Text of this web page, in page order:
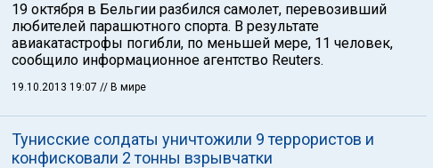
19 октября в Бельгии разбился самолет, перевозивший
любителей парашютного спорта. В результате
авиакатастрофы погибли, по меньшей мере, 11 человек,
сообщило информационное агентство Reuters.
19.10.2013 19:07 // В мире
Тунисские солдаты уничтожили 9 террористов и
конфисковали 2 тонны взрывчатки